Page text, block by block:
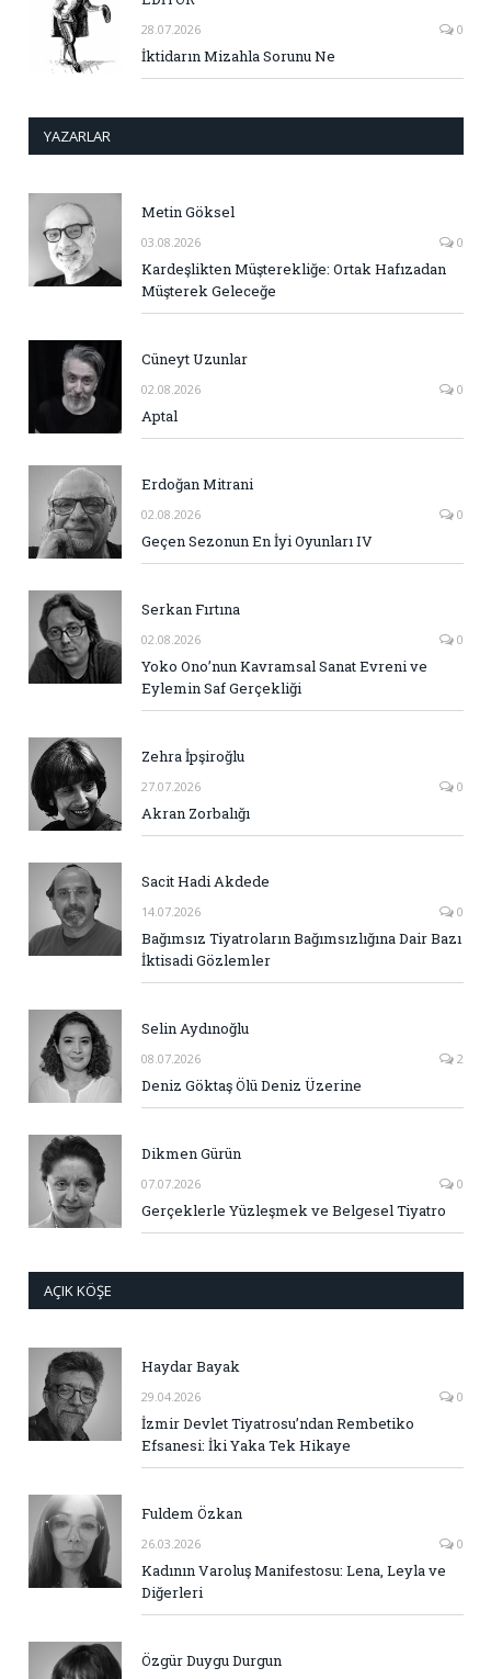
28.07.2026 0
İktidarın Mizahla Sorunu Ne
YAZARLAR
Metin Göksel
03.08.2026 0
Kardeşlikten Müşterekliğe: Ortak Hafızadan
Müşterek Geleceğe
Cüneyt Uzunlar
02.08.2026 0
Aptal
Erdoğan Mitrani
02.08.2026 0
Geçen Sezonun En İyi Oyunları IV
Serkan Fırtına
02.08.2026 0
Yoko Ono’nun Kavramsal Sanat Evreni ve
Eylemin Saf Gerçekliği
Zehra İpşiroğlu
27.07.2026 0
Akran Zorbalığı
Sacit Hadi Akdede
14.07.2026 0
Bağımsız Tiyatroların Bağımsızlığına Dair Bazı
İktisadi Gözlemler
Selin Aydınoğlu
08.07.2026 2
Deniz Göktaş Ölü Deniz Üzerine
Dikmen Gürün
07.07.2026 0
Gerçeklerle Yüzleşmek ve Belgesel Tiyatro
AÇIK KÖŞE
Haydar Bayak
29.04.2026 0
İzmir Devlet Tiyatrosu’ndan Rembetiko
Efsanesi: İki Yaka Tek Hikaye
Fuldem Özkan
26.03.2026 0
Kadının Varoluş Manifestosu: Lena, Leyla ve
Diğerleri
Özgür Duygu Durgun